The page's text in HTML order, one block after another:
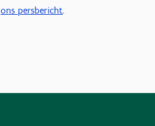
ons persbericht.